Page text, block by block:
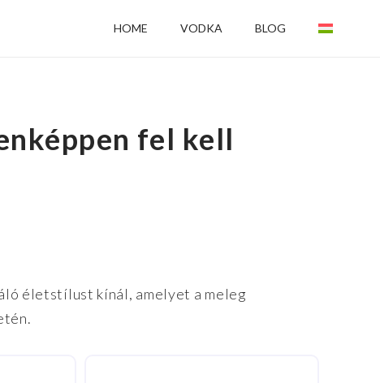
HOME VODKA BLOG
fel kell
életstílust kínál, amelyet a meleg